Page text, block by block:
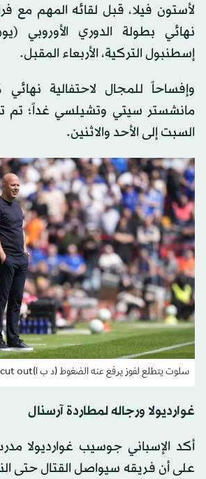
لأستون فيلا، قبل لقائه المهم مع
نهائي بطولة الدوري الأوروبي
إسطنبول التركية، الأربعاء المقبل.
وإفساحاً للمجال لاحتفالية
مانشستر سيتي وتشيلسي غداً؛ تم
السبت إلى الأحد والاثنين.
سلوت يتطلع لفوز يرفع عنه الضغوط (د ب ا)cut out
غوارديولا ورجاله لمطاردة آرسنال
أكد الإسباني جوسيب غوارديولا
على أن فريقه سيواصل القتال حتى